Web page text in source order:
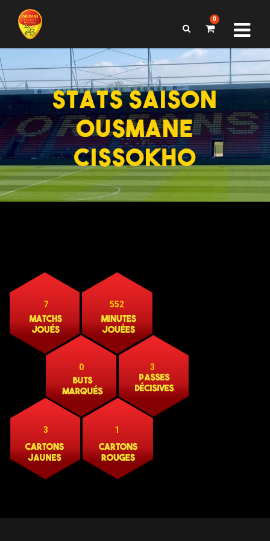
0
STATS SAISON
OUSMANE
CISSOKHO
7 552
0 3
3 1